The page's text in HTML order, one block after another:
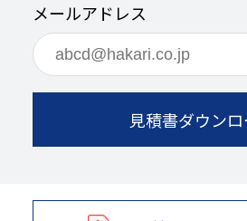
メールアドレス
見積書ダウン